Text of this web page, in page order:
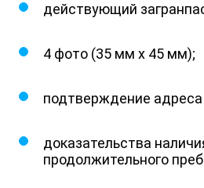
действующий
4 фото (35 мм х 45 мм);
подтверждение
доказательства
продолжительного